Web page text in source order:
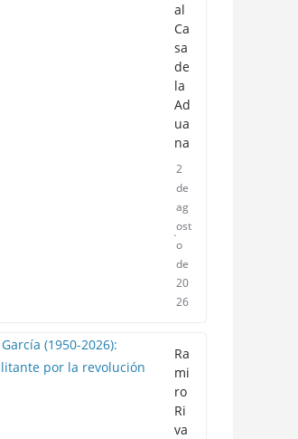
al
Ca
sa
de
la
Ad
ua
na
2
de
ag
ost
o
de
20
26
Ra
mi
ro
Ri
va